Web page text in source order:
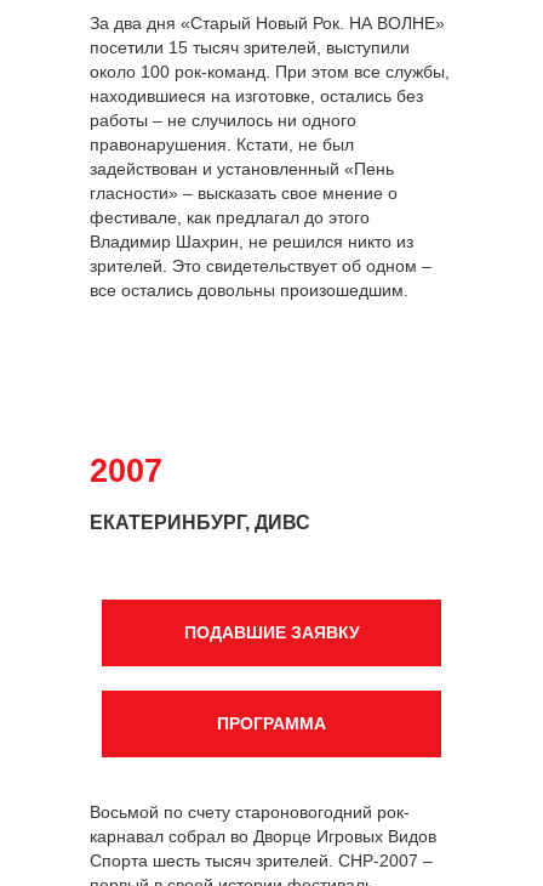
За два дня «Старый Новый Рок. НА ВОЛНЕ»
посетили 15 тысяч зрителей, выступили
около 100 рок-команд. При этом все службы,
находившиеся на изготовке, остались без
работы – не случилось ни одного
правонарушения. Кстати, не был
задействован и установленный «Пень
гласности» – высказать свое мнение о
фестивале, как предлагал до этого
Владимир Шахрин, не решился никто из
зрителей. Это свидетельствует об одном –
все остались довольны произошедшим.
ЕКАТЕРИНБУРГ, ДИВС
Восьмой по счету староновогодний рок-
карнавал собрал во Дворце Игровых Видов
Спорта шесть тысяч зрителей. СНР-2007 –
2007
ПРОГРАММА
ПОДАВШИЕ ЗАЯВКУ